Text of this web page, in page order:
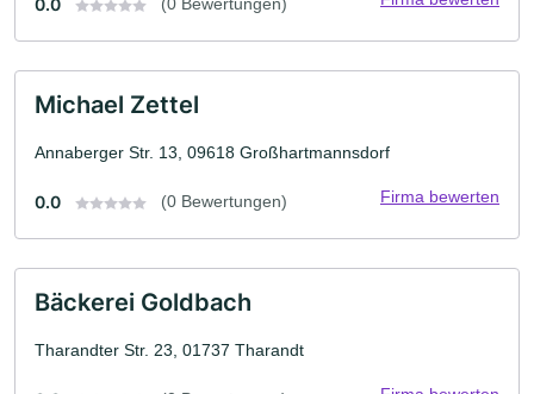
0.0
Michael Zettel
Annaberger Str. 13, 09618 Großhartmannsdorf
0.0 (0 Bewertungen) Firma bewerten
Bäckerei Goldbach
Tharandter Str. 23, 01737 Tharandt